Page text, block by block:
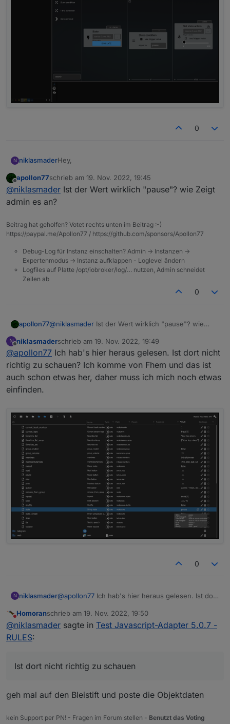
0
N niklasmaderHey,
mag mir einer bei einem ganz einfachen Skript
helfen? Ich möchte einfach nur bei Änderung von
nicht mit dem String Value 'play' oder 'pause'. Ich
habs schon mit Anführungszeichen doppelt oder
einfach probiert.
Offline
apollon77schrieb am 19. Nov. 2022, 19:45
zuletzt editiert von
@niklasmader Ist der Wert wirklich "pause"? wie Zeigt
admin es an?
Beitrag hat geholfen? Votet rechts unten im Beitrag :-)
https://paypal.me/Apollon77 / https://github.com/sponsors/Apollon77
Debug-Log für Instanz einschalten? Admin -> Instanzen ->
Expertenmodus -> Instanz aufklappen - Loglevel ändern
Logfiles auf Platte /opt/iobroker/log/… nutzen, Admin schneidet
Zeilen ab
0
apollon77@niklasmader Ist der Wert wirklich "pause"? wie
N
Offline
niklasmaderschrieb am 19. Nov. 2022, 19:49
zuletzt editiert von
@apollon77 Ich hab's hier heraus gelesen. Ist dort nicht
richtig zu schauen? Ich komme von Fhem und das ist
auch schon etwas her, daher muss ich mich noch etwas
einfinden.
0
N niklasmader@apollon77 Ich hab's hier heraus gelesen. Ist dort
und das ist auch schon etwas her, daher muss ich
mich noch etwas einfinden.
Nicht stören
Homoranschrieb am 19. Nov. 2022, 19:50
zuletzt editiert von
@niklasmader sagte in Test Javascript-Adapter 5.0.7 -
RULES:
Ist dort nicht richtig zu schauen
geh mal auf den Bleistift und poste die Objektdaten
kein Support per PN! - Fragen im Forum stellen - Benutzt das Voting